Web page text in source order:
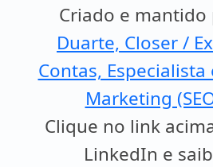
Criado e mantido
Duarte, Closer /
Contas, Especialista
Marketing
Clique no link
LinkedIn e